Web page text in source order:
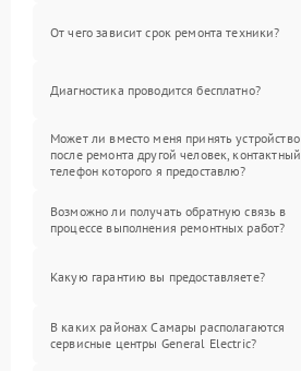
От чего зависит срок ремонта техники?
Диагностика проводится бесплатно?
Может ли вместо меня принять устройство
после ремонта другой человек, контактный
телефон которого я предоставлю?
Возможно ли получать обратную связь в
процессе выполнения ремонтных работ?
Какую гарантию вы предоставляете?
В каких районах Самары располагаются
сервисные центры General Electric?